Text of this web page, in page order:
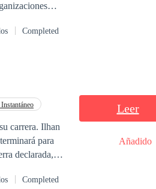
Completed
para
declarada,
Completed
Leer
Añadido